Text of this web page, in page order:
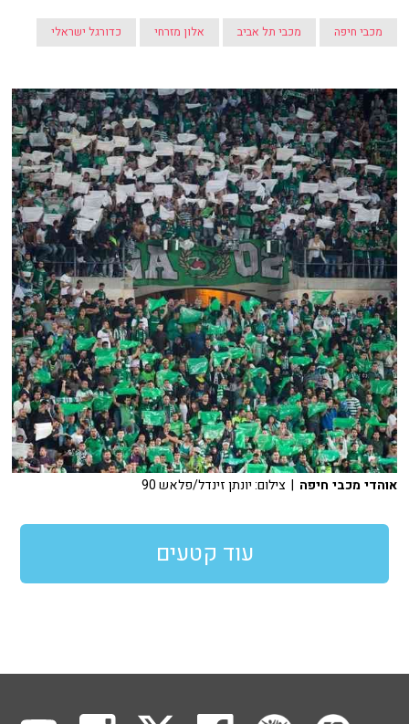
מכבי חיפה מכבי תל אביב אלון מזרחי כדורגל ישראלי
אוהדי מכבי חיפה | צילום: יונתן זינדל/פלאש 90
עוד קטעים